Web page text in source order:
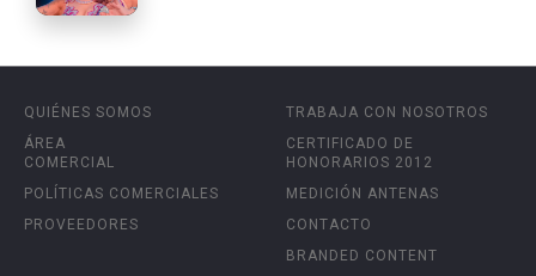
QUIÉNES SOMOS
ÁREA
COMERCIAL
POLÍTICAS COMERCIALES
PROVEEDORES
TRABAJA CON NOSOTROS
CERTIFICADO DE
HONORARIOS 2012
MEDICIÓN ANTENAS
CONTACTO
BRANDED CONTENT